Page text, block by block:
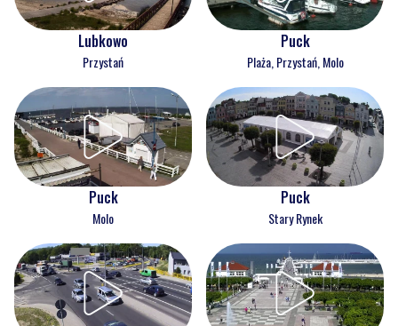
Lubkowo
Przystań
Puck
Plaża, Przystań, Molo
Puck
Molo
Puck
Stary Rynek